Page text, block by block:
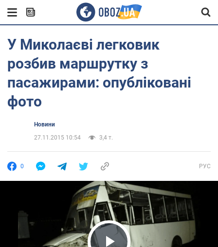
У Миколаєві легковик
розбив маршрутку з
пасажирами: опубліковані
фото
Новини
27.11.2015 10:54
3,4 т.
0 РУС